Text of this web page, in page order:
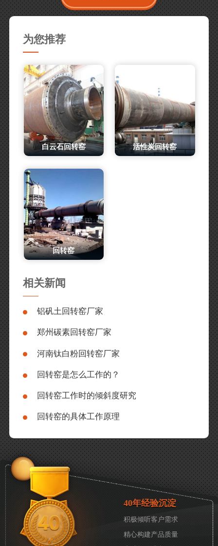
为您推荐
白云石回转窑 活性炭回转窑
回转窑
相关新闻
铝矾土回转窑厂家
郑州碳素回转窑厂家
河南钛白粉回转窑厂家
回转窑是怎么工作的？
回转窑工作时的倾斜度研究
回转窑的具体工作原理
40年经验沉淀
积极倾听客户需求
精心构建产品质量